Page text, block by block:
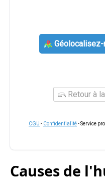
Géolocalisez-
Retour à
CGU - Confidentialité- Service
Causes de